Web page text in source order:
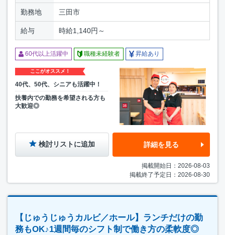
勤務地 三田市
給与 時給1,140円～
60代以上活躍中 職種未経験者 昇給あり
ここがオススメ！
40代、50代、シニアも活躍中！
扶養内での勤務を希望される方も
大歓迎◎
検討リストに追加 詳細を見る
掲載開始日：2026-08-03
掲載終了予定日：2026-08-30
【じゅうじゅうカルビ／ホール】ランチだけの勤
務もOK♪1週間毎のシフト制で働き方の柔軟度◎